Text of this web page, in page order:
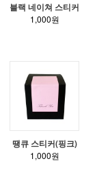
블랙 네이쳐 스티커
1,000원
땡큐 스티커(핑크)
1,000원